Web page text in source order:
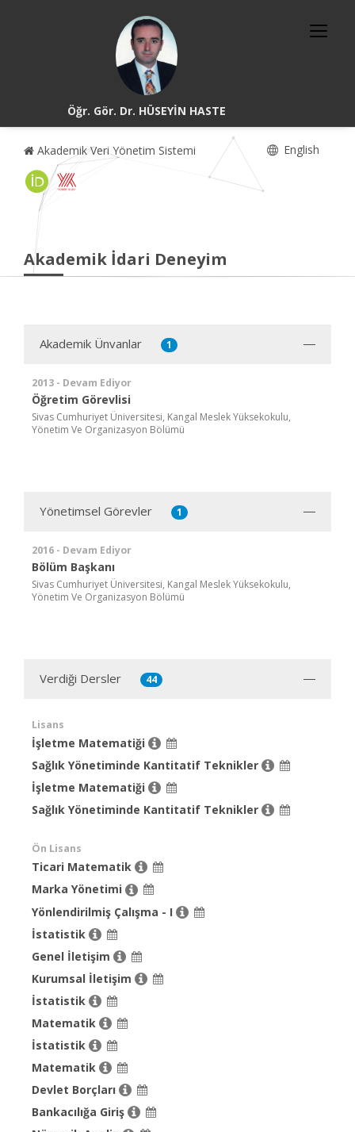
Öğr. Gör. Dr. HÜSEYİN HASTE
Akademik Veri Yönetim Sistemi English
Akademik İdari Deneyim
Akademik Ünvanlar 1
2013 - Devam Ediyor
Öğretim Görevlisi
Sivas Cumhuriyet Üniversitesi, Kangal Meslek Yüksekokulu,
Yönetim Ve Organizasyon Bölümü
Yönetimsel Görevler 1
2016 - Devam Ediyor
Bölüm Başkanı
Sivas Cumhuriyet Üniversitesi, Kangal Meslek Yüksekokulu,
Yönetim Ve Organizasyon Bölümü
Verdiği Dersler 44
Lisans
İşletme Matematiği
Sağlık Yönetiminde Kantitatif Teknikler
İşletme Matematiği
Sağlık Yönetiminde Kantitatif Teknikler
Ön Lisans
Ticari Matematik
Marka Yönetimi
Yönlendirilmiş Çalışma - I
İstatistik
Genel İletişim
Kurumsal İletişim
İstatistik
Matematik
İstatistik
Matematik
Devlet Borçları
Bankacılığa Giriş